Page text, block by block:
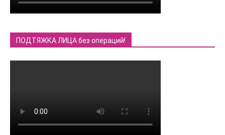
ПОДТЯЖКА ЛИЦА без операций!